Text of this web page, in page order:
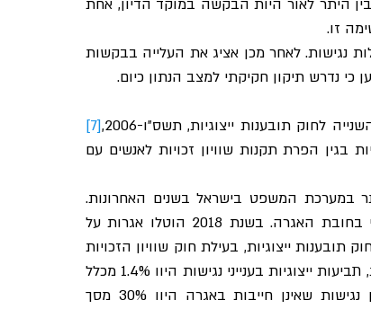
זו.
נדרש תיקון חקיקתי למצב הנתון כיום.
[7]